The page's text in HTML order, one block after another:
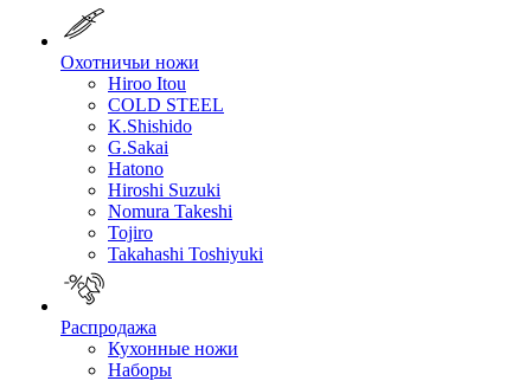
Охотничьи ножи
Hiroo Itou
COLD STEEL
K.Shishido
G.Sakai
Hatono
Hiroshi Suzuki
Nomura Takeshi
Tojiro
Takahashi Toshiyuki
Распродажа
Кухонные ножи
Наборы